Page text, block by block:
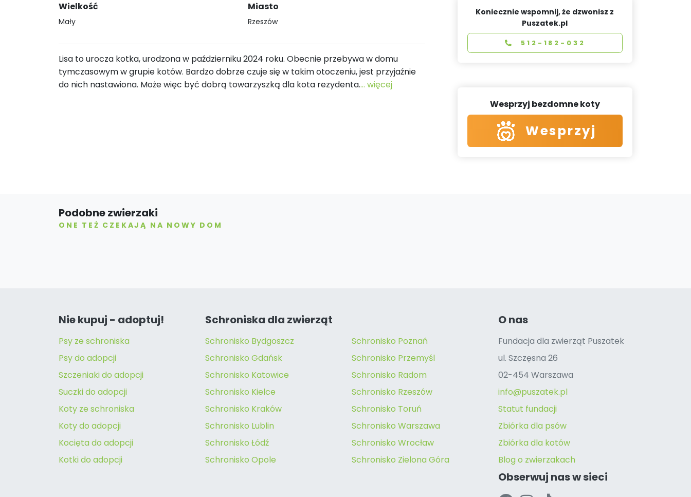
Wielkość
Mały
Miasto
Rzeszów
Lisa to urocza kotka, urodzona w październiku 2024 roku. Obecnie przebywa w domu
tymczasowym w grupie kotów. Bardzo dobrze czuje się w takim otoczeniu, jest przyjaźnie
do nich nastawiona. Może więc być dobrą towarzyszką dla kota rezydenta.... więcej
Koniecznie wspomnij, że dzwonisz z
Puszatek.pl
512-182-032
Wesprzyj bezdomne koty
Wesprzyj
Podobne zwierzaki
ONE TEŻ CZEKAJĄ NA NOWY DOM
Nie kupuj - adoptuj!
Psy ze schroniska
Psy do adopcji
Szczeniaki do adopcji
Suczki do adopcji
Koty ze schroniska
Koty do adopcji
Kocięta do adopcji
Kotki do adopcji
Schroniska dla zwierząt
Schronisko Bydgoszcz
Schronisko Gdańsk
Schronisko Katowice
Schronisko Kielce
Schronisko Kraków
Schronisko Lublin
Schronisko Łódź
Schronisko Opole
Schronisko Poznań
Schronisko Przemyśl
Schronisko Radom
Schronisko Rzeszów
Schronisko Toruń
Schronisko Warszawa
Schronisko Wrocław
Schronisko Zielona Góra
O nas
Fundacja dla zwierząt Puszatek
ul. Szczęsna 26
02-454 Warszawa
info@puszatek.pl
Statut fundacji
Zbiórka dla psów
Zbiórka dla kotów
Blog o zwierzakach
Obserwuj nas w sieci